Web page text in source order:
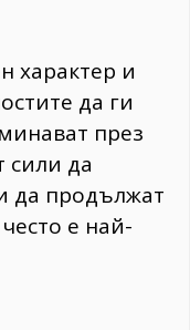
характер и
да ги
през
сили да
да продължат
е най-